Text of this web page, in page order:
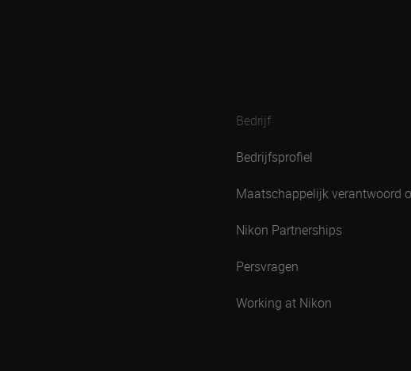
Bedrijf
Bedrijfsprofiel
Maatschappelijk verantwoord
Nikon Partnerships
Persvragen
Working at Nikon